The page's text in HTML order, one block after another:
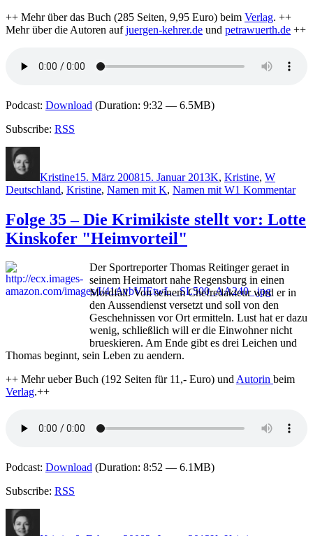
++ Mehr über das Buch (285 Seiten, 9,95 Euro) beim Verlag. ++
Mehr über die Autoren aufjuergen-kehrer.de und petrawuerth.de ++
Podcast: Download (Duration: 9:32 — 6.5MB)
Subscribe: RSS
Kristine15. März 200815. Januar 2013K, Kristine, W
Deutschland, Kristine, Namen mit K, Namen mit W1 Kommentarzu
53
–
und
Folge 35 – Die Krimikiste stellt vor: Lotte
Kinskofer "Heimvorteil"
Der Sportreporter Thomas Reitinger geraet in
seinem Heimatort nahe Regensburg in einen
Mordfall. Von seinem Chefredakteur wird er in
den Aussendienst versetzt und soll von den
Geschehnissen vor Ort ermitteln. Lust hat er dazu
wenig, schließlich will er die Einwohner nicht
brueskieren. Am Ende gibt es drei Leichen und
Thomas beginnt, sein Leben zu aendern.
++ Mehr ueber Buch (192 Seiten für 11,- Euro) undAutorin beim
Verlag.++
Podcast: Download (Duration: 8:52 — 6.1MB)
Subscribe: RSS